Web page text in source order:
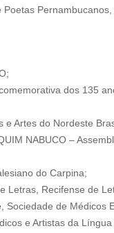
Poetas
dos 135
e Artes do Nordeste
NABUCO –
do Carpina;
Letras, Recifense de
Sociedade de Médicos
e Artistas da